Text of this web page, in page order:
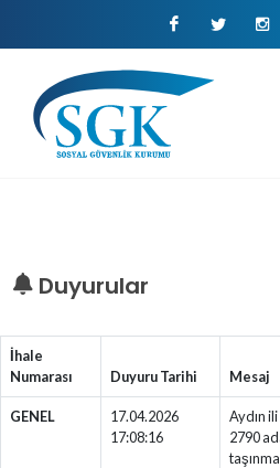
Facebook
Duyurular
İhale
Numarası
Duyuru Tarihi Mesaj
GENEL
17.04.2026
17:08:16
Aydın
2790